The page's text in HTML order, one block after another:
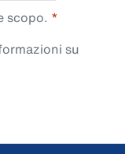
scopo.
su